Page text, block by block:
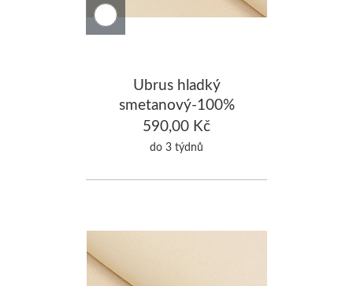
Ubrus hladký
smetanový-100%
Bavlna 130x300cm
590,00 Kč
do 3 týdnů